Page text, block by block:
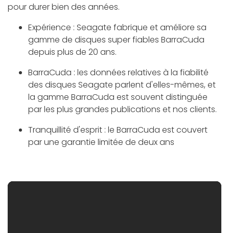
pour durer bien des années.
Expérience : Seagate fabrique et améliore sa
gamme de disques super fiables BarraCuda
depuis plus de 20 ans.
BarraCuda : les données relatives à la fiabilité
des disques Seagate parlent d'elles-mêmes, et
la gamme BarraCuda est souvent distinguée
par les plus grandes publications et nos clients.
Tranquillité d'esprit : le BarraCuda est couvert
par une garantie limitée de deux ans